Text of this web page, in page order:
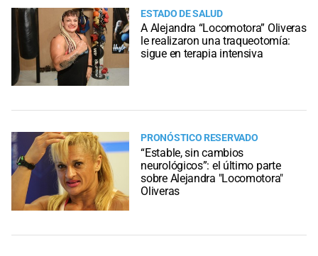
ESTADO DE SALUD
A Alejandra “Locomotora” Oliveras
le realizaron una traqueotomía:
sigue en terapia intensiva
PRONÓSTICO RESERVADO
“Estable, sin cambios
neurológicos”: el último parte
sobre Alejandra "Locomotora"
Oliveras